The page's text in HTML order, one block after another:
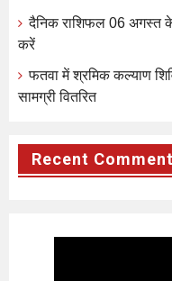
दैनिक राशिफल 06 अगस्त के
करें
फतवा में श्रमिक कल्याण
सामग्री वितरित
Recent